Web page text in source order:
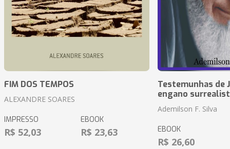
FIM DOS TEMPOS
ALEXANDRE SOARES
IMPRESSO
R$ 52,03
EBOOK
R$ 23,63
Testemunhas de
engano
Ademilson F. Silva
EBOOK
R$ 26,60